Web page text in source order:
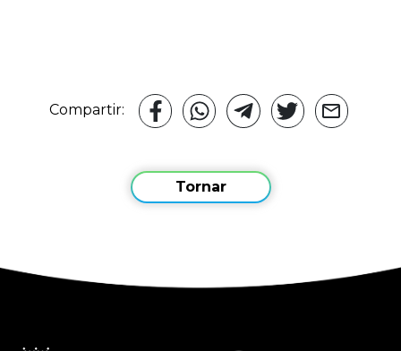
Compartir:
Tornar